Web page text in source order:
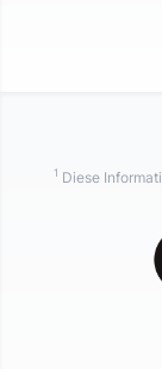
1 Diese